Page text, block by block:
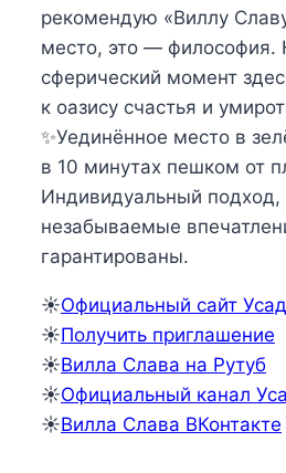
рекомендую «Виллу
место, это —
сферический момент
к оазису счастья и
✨Уединённое место в
в 10 минутах пешком от
Индивидуальный подход,
незабываемые
гарантированы.
☀️Официальный сайт
☀️Получить приглашение
☀️Вилла Слава на Рутуб
☀️Официальный канал
☀️Вилла Слава ВКонтакте